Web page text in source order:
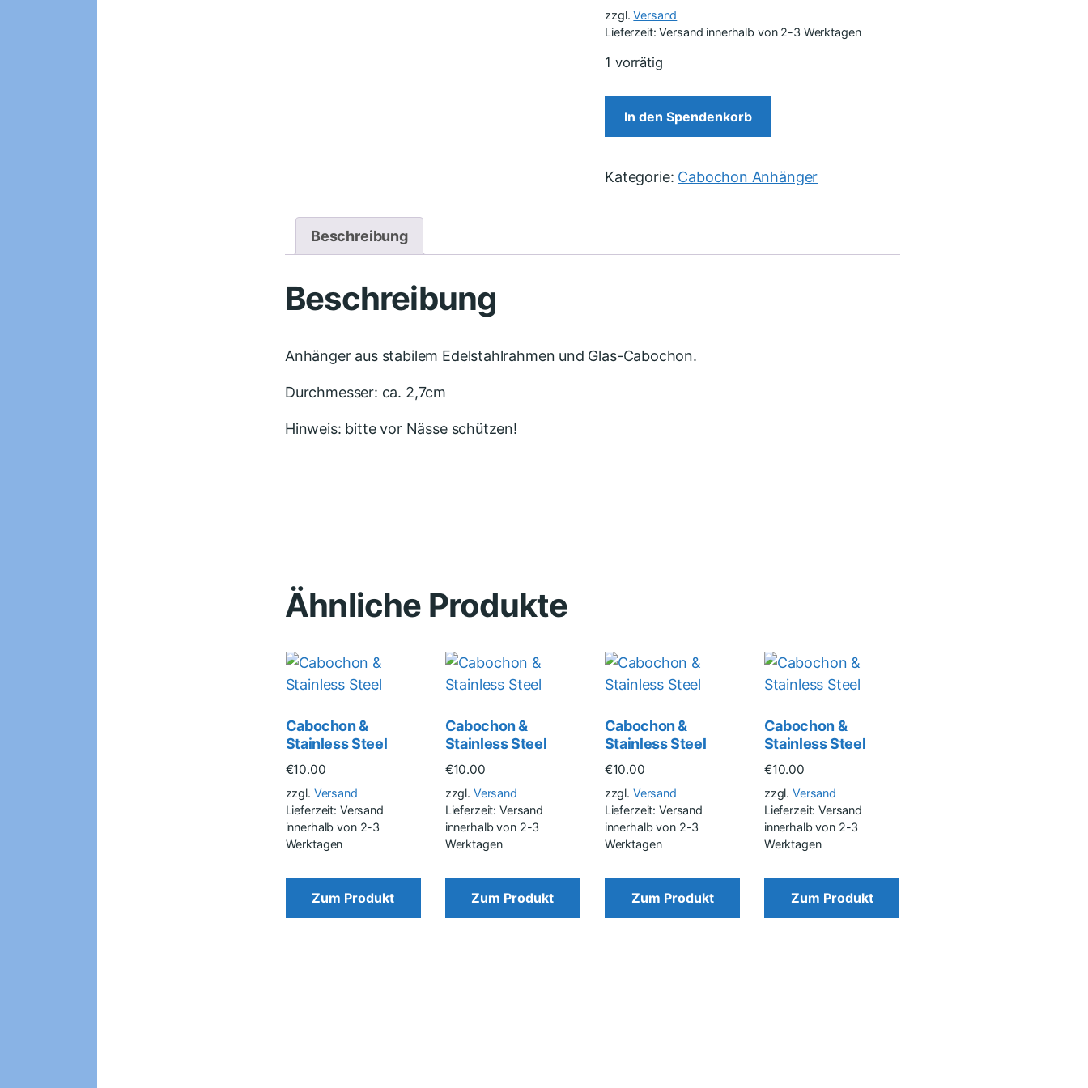
zzgl.Versand
Lieferzeit: Versand innerhalb von 2-3 Werktagen
1 vorrätig
In den Spendenkorb
Kategorie: Cabochon Anhänger
Beschreibung
Beschreibung
Anhänger aus stabilem Edelstahlrahmen und Glas-Cabochon.
Durchmesser: ca. 2,7cm
Hinweis: bitte vor Nässe schützen!
Ähnliche Produkte
Cabochon &
Stainless Steel
€10.00
zzgl. Versand
Lieferzeit: Versand
innerhalb von 2-3
Werktagen
Zum Produkt
Cabochon &
Stainless Steel
€10.00
zzgl. Versand
Lieferzeit: Versand
innerhalb von 2-3
Werktagen
Zum Produkt
Cabochon &
Stainless Steel
€10.00
zzgl. Versand
Lieferzeit: Versand
innerhalb von 2-3
Werktagen
Zum Produkt
Cabochon &
Stainless Steel
€10.00
zzgl. Versand
Lieferzeit: Versand
innerhalb von 2-3
Werktagen
Zum Produkt